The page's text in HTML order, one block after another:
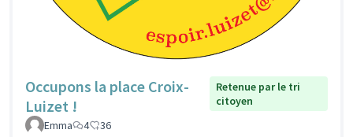
Occupons la place Croix-
Luizet !
Retenue par le tri
citoyen
Emma
4 36